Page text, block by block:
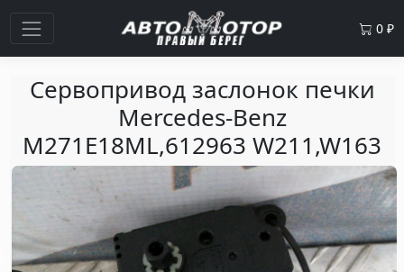
0 ₽
Сервопривод заслонок печки
Mercedes-Benz
M271E18ML,612963 W211,W163